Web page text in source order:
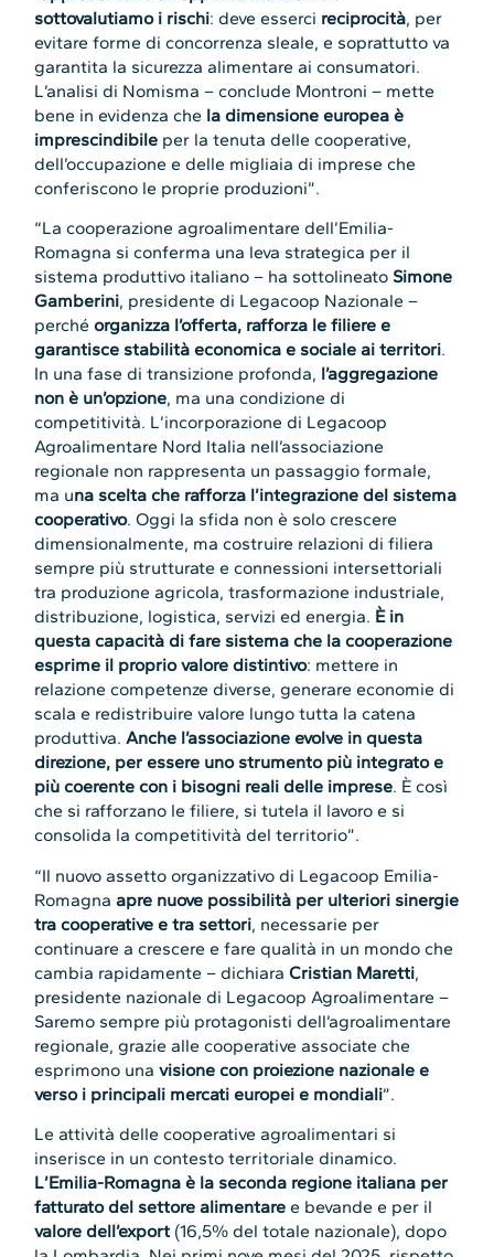
sottovalutiamo i rischi: deve esserci reciprocità, per
evitare forme di concorrenza sleale, e soprattutto va
garantita la sicurezza alimentare ai consumatori.
L’analisi di Nomisma – conclude Montroni – mette
bene in evidenza che la dimensione europea è
imprescindibile per la tenuta delle cooperative,
dell’occupazione e delle migliaia di imprese che
conferiscono le proprie produzioni”.
“La cooperazione agroalimentare dell’Emilia-
Romagna si conferma una leva strategica per il
sistema produttivo italiano – ha sottolineato Simone
Gamberini, presidente di Legacoop Nazionale –
perchéorganizza l’offerta, rafforza le filiere e
garantisce stabilità economica e sociale ai territori.
In una fase di transizione profonda, l’aggregazione
non è un’opzione, ma una condizione di
competitività. L’incorporazione di Legacoop
Agroalimentare Nord Italia nell’associazione
regionale non rappresenta un passaggio formale,
ma una scelta che rafforza l’integrazione del sistema
cooperativo. Oggi la sfida non è solo crescere
dimensionalmente, ma costruire relazioni di filiera
sempre più strutturate e connessioni intersettoriali
tra produzione agricola, trasformazione industriale,
distribuzione, logistica, servizi ed energia. È in
questa capacità di fare sistema che la cooperazione
esprime il proprio valore distintivo: mettere in
relazione competenze diverse, generare economie di
scala e redistribuire valore lungo tutta la catena
produttiva.Anche l’associazione evolve in questa
direzione, per essere uno strumento più integrato e
più coerente con i bisogni reali delle imprese. È così
che si rafforzano le filiere, si tutela il lavoro e si
consolida la competitività del territorio”.
“Il nuovo assetto organizzativo di Legacoop Emilia-
Romagnaapre nuove possibilità per ulteriori sinergie
tra cooperative e tra settori, necessarie per
continuare a crescere e fare qualità in un mondo che
cambia rapidamente – dichiaraCristian Maretti,
presidente nazionale di Legacoop Agroalimentare –
Saremo sempre più protagonisti dell’agroalimentare
regionale, grazie alle cooperative associate che
esprimono unavisione con proiezione nazionale e
verso i principali mercati europei e mondiali”.
Le attività delle cooperative agroalimentari si
inserisce in un contesto territoriale dinamico.
L’Emilia-Romagna è la seconda regione italiana per
fatturato del settore alimentare e bevande e per il
valore dell’export (16,5% del totale nazionale), dopo